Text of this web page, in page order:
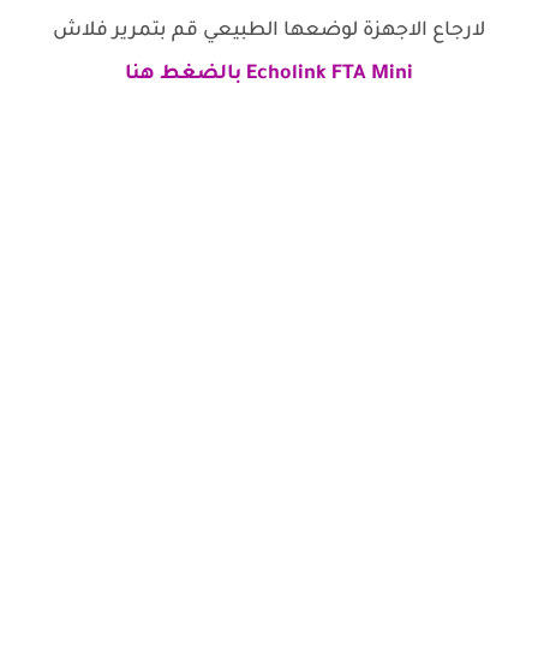
لارجاع الاجهزة لوضعها الطبيعي قم بتمرير فلاش
Echolink FTA Mini بالضغط هنا